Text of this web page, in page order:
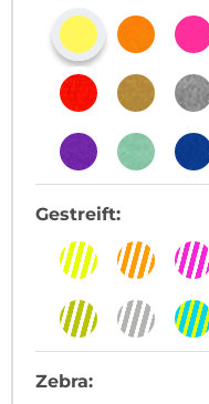
Gestreift:
Zebra: